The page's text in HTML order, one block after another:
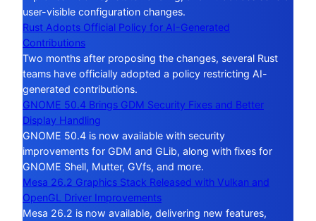
user-visible configuration changes.
Rust Adopts Official Policy for AI-Generated
Contributions
Two months after proposing the changes, several Rust
teams have officially adopted a policy restricting AI-
generated contributions.
GNOME 50.4 Brings GDM Security Fixes and Better
Display Handling
GNOME 50.4 is now available with security
improvements for GDM and GLib, along with fixes for
GNOME Shell, Mutter, GVfs, and more.
Mesa 26.2 Graphics Stack Released with Vulkan and
OpenGL Driver Improvements
Mesa 26.2 is now available, delivering new features,